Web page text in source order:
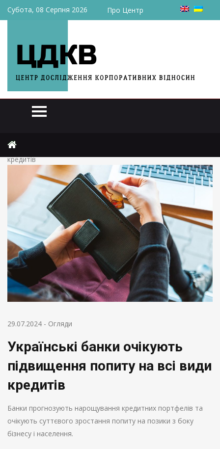
Субота, 08 Серпня 2026 Про Центр
Українські банки очікують підвищення попиту на всі види
кредитів
29.07.2024 - Огляди
Українські банки очікують
підвищення попиту на всі види
кредитів
Банки прогнозують нарощування кредитних портфелів та
очікують суттєвого зростання попиту на позики з боку
бізнесу і населення.